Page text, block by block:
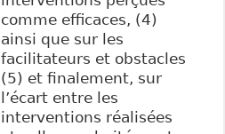
comme efficaces, (4)
ainsi que sur les
facilitateurs et obstacles
(5) et finalement, sur
l’écart entre les
interventions réalisées